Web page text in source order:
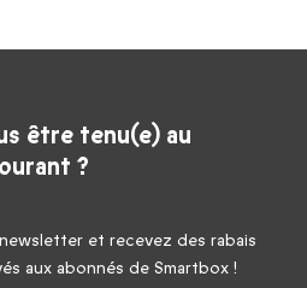
être tenu(e) au
?
et recevez des rabais
aux abonnés de Smartbox !